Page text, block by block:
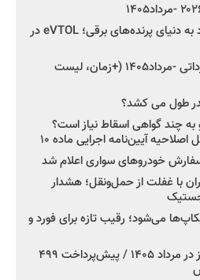
کرمان موتور به دنبال ورود به دنیای پرنده‌های برقی؛ eVTOL در
شروع فروش ۵ خودرو وارداتی -مرداد۱۴۰۵ (+زمان، لیست
طول می کشد؟
به چند گواهی اسقاط نیاز است؟
خودروهای سواری اعلام شد
با غفلت از حمل‌ونقل؛ هشدار
می‌شود؛ رقیب تازه برای فورد و
فروش کوییک اس از امروز در مرداد ۱۴۰۵ / پیش‌پرداخت ۴۹۹